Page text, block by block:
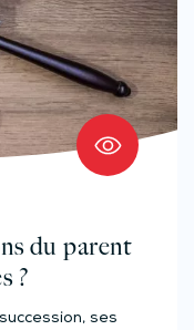
du parent
?
ses